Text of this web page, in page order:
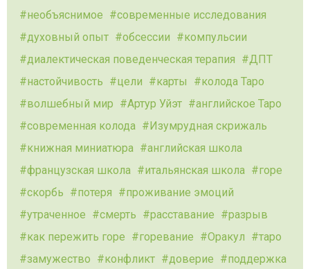
необъяснимое
современные исследования
духовный опыт
обсессии
компульсии
диалектическая поведенческая терапия
ДПТ
настойчивость
цели карты
колода Таро
волшебный мир
Артур Уйэт
английское Таро
современная колода
Изумрудная скрижаль
книжная миниатюра
английская школа
французская школа
итальянская школа
горе
скорбь
потеря
проживание эмоций
утраченное
смерть расставание
разрыв
как пережить горе
горевание Оракул
таро
замужество
конфликт доверие
поддержка